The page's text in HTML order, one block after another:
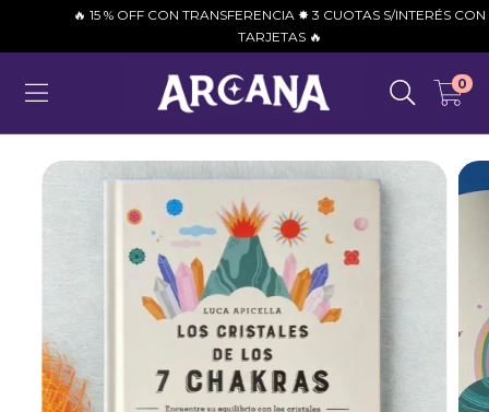
🔥 15 % OFF CON TRANSFERENCIA ✸ 3 CUOTAS S/INTERÉS CON
TARJETAS 🔥
0